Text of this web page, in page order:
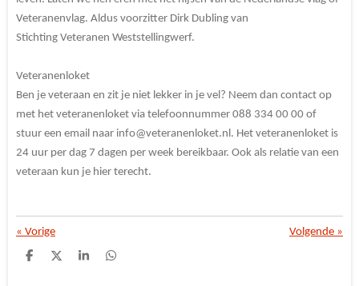
Veteranenvlag. Aldus voorzitter Dirk Dubling van
Stichting Veteranen Weststellingwerf.
Veteranenloket
Ben je veteraan en zit je niet lekker in je vel? Neem dan contact op
met het veteranenloket via telefoonnummer 088 334 00 00 of
stuur een email naar info@veteranenloket.nl. Het veteranenloket is
24 uur per dag 7 dagen per week bereikbaar. Ook als relatie van een
veteraan kun je hier terecht.
« Vorige Volgende »
D
D
S
D